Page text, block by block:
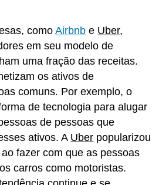
comoAirbnb e Uber,
em seu modelo de
uma fração das receitas.
os ativos de
comuns. Por exemplo, o
de tecnologia para alugar
de pessoas que
ativos. A Uber popularizou
fazer com que as pessoas
carros como motoristas.